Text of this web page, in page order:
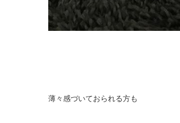
薄々感づいておられる方も